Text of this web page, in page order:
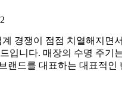
경쟁이 점점 치열해지면
입니다. 매장의 수명 주기
브랜드를 대표하는 대표적